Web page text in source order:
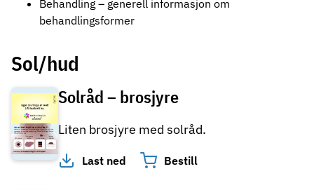
Behandling – generell informasjon om
behandlingsformer
Sol/hud
Solråd – brosjyre
Liten brosjyre med solråd.
Last ned Bestill